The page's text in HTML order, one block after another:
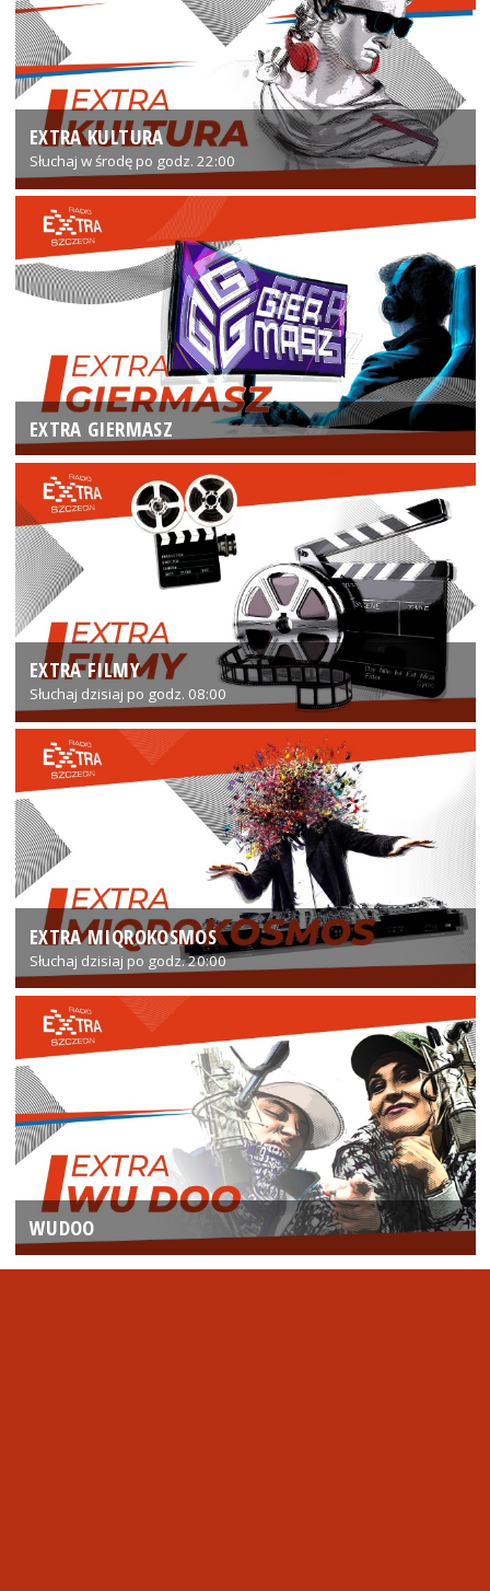
EXTRA KULTURA
Słuchaj w środę po godz. 22:00
EXTRA GIERMASZ
EXTRA FILMY
Słuchaj dzisiaj po godz. 08:00
EXTRA MIQROKOSMOS
Słuchaj dzisiaj po godz. 20:00
WUDOO